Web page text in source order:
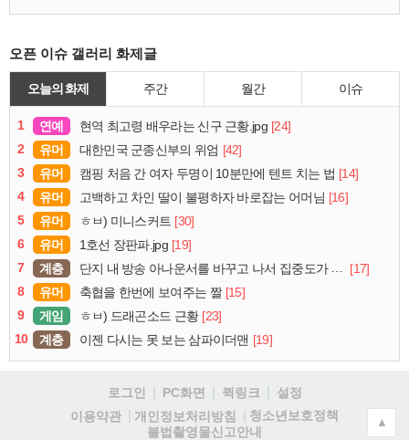
오픈 이슈 갤러리 화제글
오늘의 화제 주간 월간 이슈
1 연예 현역 최고령 배우라는 신구 근황.jpg [24]
2
유머 대한민국 군종신부의 위엄 [42]
3
유머 캠핑 처음 간 여자 두명이 10분만에 텐트 치는 법 [14]
4
유머 고백하고 차인 딸이 불평하자 바로잡는 어머님 [16]
5
유머 ㅎㅂ) 미니스커트 [30]
6
유머 1호선 장판파.jpg [19]
7
계층 단지 내 방송 아나운서를 바꾸고 나서 집중도가 확 올라갔다는 한 아파트의 안내방송
[17]
8
유머 축협을 한번에 보여주는 짤 [15]
9
게임 ㅎㅂ) 드래곤소드 근황 [23]
10
계층 이젠 다시는 못 보는 삼파이더맨 [19]
로그인 PC화면 퀵링크
설정
이용약관
개인정보처리방침
청소년보호정책
불법촬영물신고안내
▲